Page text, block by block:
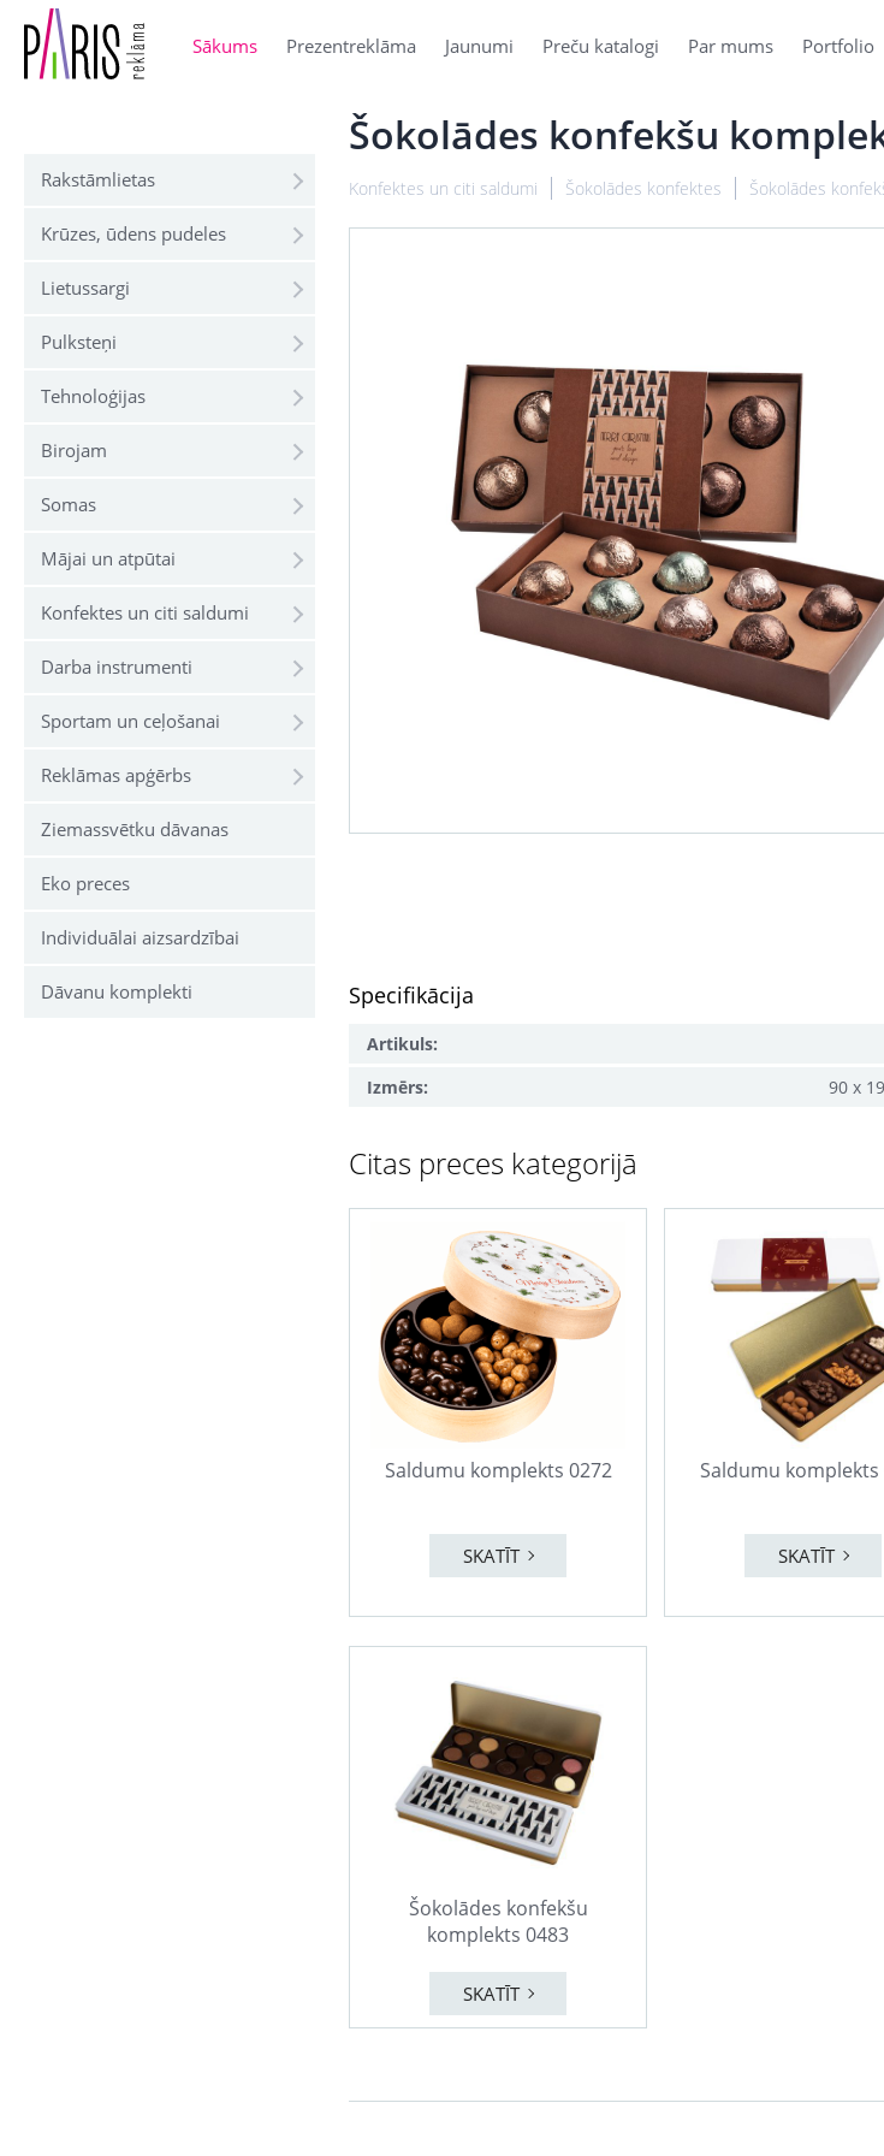
Sākums Prezentreklāma Jaunumi Preču katalogi Par mums Portfolio
Rakstāmlietas
Krūzes, ūdens pudeles
Lietussargi
Pulksteņi
Tehnoloģijas
Birojam
Somas
Mājai un atpūtai
Konfektes un citi saldumi
Darba instrumenti
Sportam un ceļošanai
Reklāmas apģērbs
Ziemassvētku dāvanas
Eko preces
Individuālai aizsardzībai
Dāvanu komplekti
Šokolādes konfekšu
Konfektes un citi saldumi Šokolādes konfektes Šokolādes
Specifikācija
Artikuls:
Izmērs:
90 x
Citas preces kategorijā
Saldumu komplekts 0272
SKATĪT
Saldumu komplekts
SKATĪT
Šokolādes konfekšu
komplekts 0483
SKATĪT